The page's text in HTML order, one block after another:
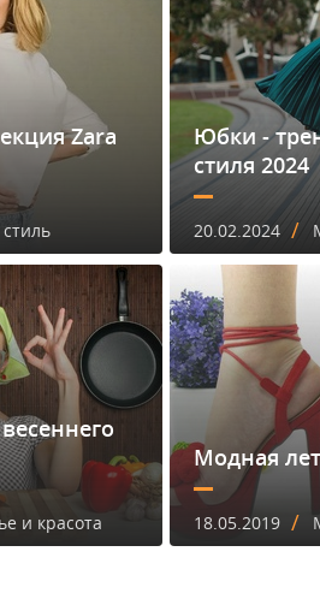
Zara
Юбки -
стиля 2024
20.02.2024 /
и красота
Модная
18.05.2019 /